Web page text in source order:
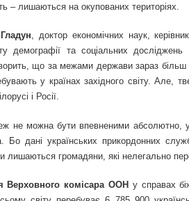
– лишаються на окупованих територіях.
, доктор економічних наук,
демографії та соціальних
що за межами держави зараз більш
у країнах західного світу. Але,
і Росії.
не можна бути впевненими абсолютно,
Бо дані українських прикордонних
лишаються громадяни, які нелегально
Верховного комісара ООН у справах